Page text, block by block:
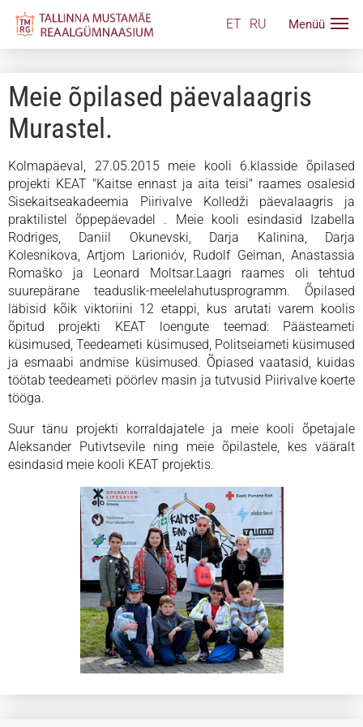
ET RU
Meie õpilased päevalaagris
Murastel.
Kolmapäeval, 27.05.2015 meie kooli 6.klasside õpilased
projekti KEAT "Kaitse ennast ja aita teisi" raames osalesid
Sisekaitseakadeemia Piirivalve Kolledži päevalaagris ja
praktilistel õppepäevadel . Meie kooli esindasid Izabella
Rodriges, Daniil Okunevski, Darja Kalinina, Darja
Kolesnikova, Artjom Larionióv, Rudolf Geiman, Anastassia
Romaško ja Leonard Moltsar.Laagri raames oli tehtud
suurepärane teaduslik-meelelahutusprogramm. Õpilased
läbisid kõik viktoriini 12 etappi, kus arutati varem koolis
õpitud projekti KEAT loengute teemad: Päästeameti
küsimused, Teedeameti küsimused, Politseiameti küsimused
ja esmaabi andmise küsimused. Õpiased vaatasid, kuidas
töötab teedeameti pöörlev masin ja tutvusid Piirivalve koerte
tööga.
Suur tänu projekti korraldajatele ja meie kooli õpetajale
Aleksander Putivtsevile ning meie õpilastele, kes vääralt
esindasid meie kooli KEAT projektis.